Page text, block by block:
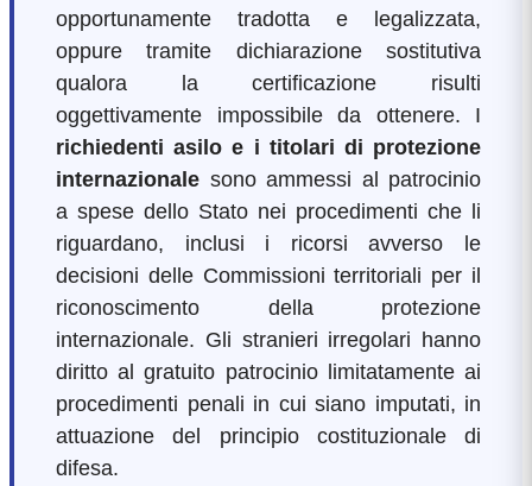
opportunamente tradotta e legalizzata,
oppure tramite dichiarazione sostitutiva
qualora la certificazione risulti
oggettivamente impossibile da ottenere. I
richiedenti asilo e i titolari di protezione
internazionale sono ammessi al patrocinio
a spese dello Stato nei procedimenti che li
riguardano, inclusi i ricorsi avverso le
decisioni delle Commissioni territoriali per il
riconoscimento della protezione
internazionale. Gli stranieri irregolari hanno
diritto al gratuito patrocinio limitatamente ai
procedimenti penali in cui siano imputati, in
attuazione del principio costituzionale di
difesa.